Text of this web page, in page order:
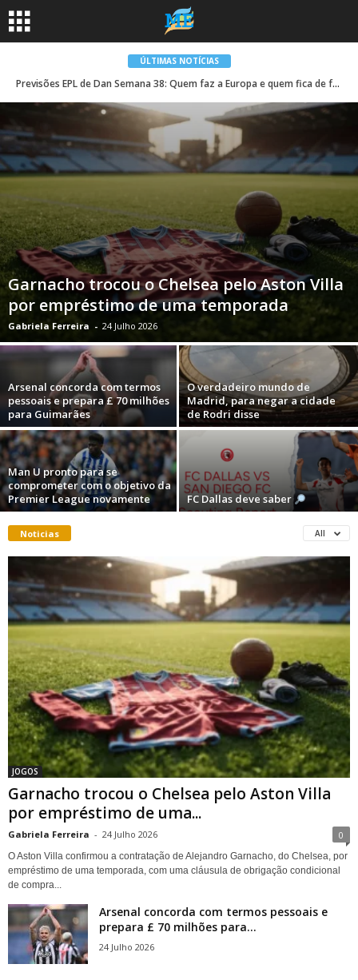
ÚLTIMAS NOTÍCIAS
Previsões EPL de Dan Semana 38: Quem faz a Europa e quem fica de fora?
Garnacho trocou o Chelsea pelo Aston Villa
por empréstimo de uma temporada
Gabriela Ferreira - 24 Julho 2026
Arsenal concorda com termos
pessoais e prepara £ 70 milhões
para Guimarães
O verdadeiro mundo de
Madrid, para negar a cidade
de Rodri disse
Man U pronto para se
comprometer com o objetivo da
Premier League novamente
FC Dallas deve saber
Noticias All
JOGOS
Garnacho trocou o Chelsea pelo Aston Villa
por empréstimo de uma...
Gabriela Ferreira - 24 Julho 2026 0
O Aston Villa confirmou a contratação de Alejandro Garnacho, do Chelsea, por
empréstimo de uma temporada, com uma cláusula de obrigação condicional
de compra...
Arsenal concorda com termos pessoais e
prepara £ 70 milhões para...
24 Julho 2026